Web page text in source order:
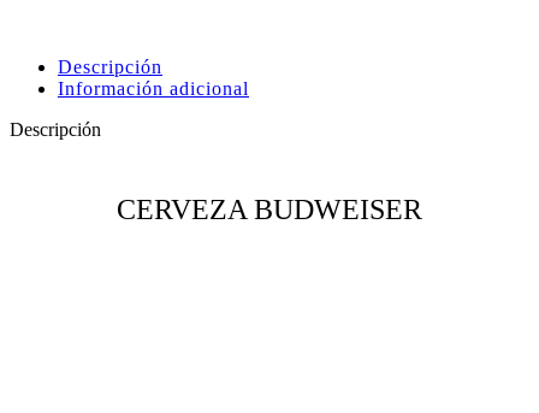
Descripción
Información adicional
Descripción
CERVEZA BUDWEISER